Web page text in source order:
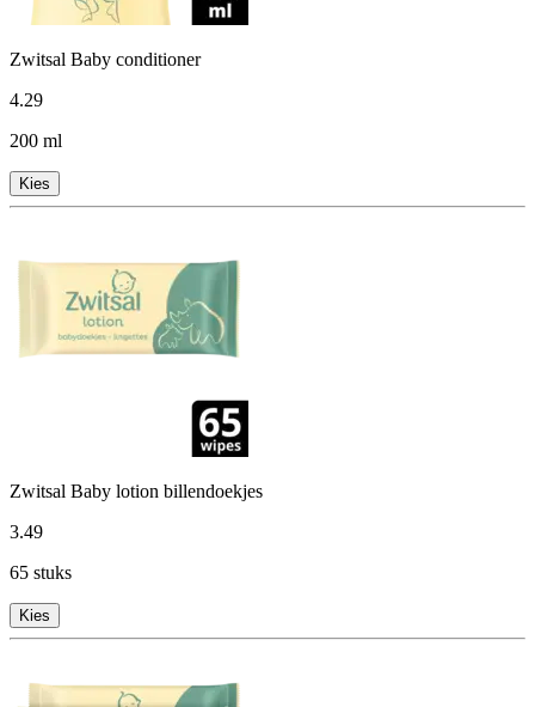
Zwitsal Baby conditioner
4.29
200 ml
Kies
Zwitsal Baby lotion billendoekjes
3.49
65 stuks
Kies